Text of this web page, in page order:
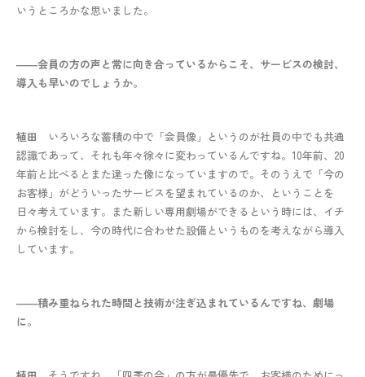
いうところかな思いました。
――会員の方の声と常に向き合っているからこそ、サービスの検討、
導入も早いのでしょうか。
植田
いろいろな蓄積の中で「会員像」というのが社員の中でも共通
認識であって、それも年々徐々に変わっているんですね。10年前、20
年前と比べるとまた違った像になっていますので。そのうえで「今の
お客様」がどういったサービスを望まれているのか、ということを
日々考えています。また新しい専用劇場ができるという時には、イチ
から検討をし、今の時代に合わせた設備というものを考えながら導入
しています。
――積み重ねられた時間と技術が注ぎ込まれているんですね、劇場
に。